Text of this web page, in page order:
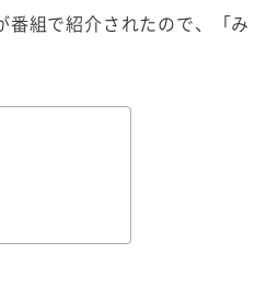
組で紹介されたので、「み